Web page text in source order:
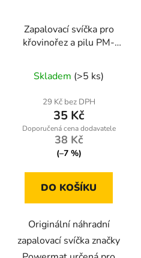
Zapalovací svíčka pro
křovinořez a pilu PM-
Skladem (>5 ks)
29 Kč bez DPH
35 Kč
38 Kč
(–7 %)
DO KOŠÍKU
Originální náhradní
zapalovací svíčka značky